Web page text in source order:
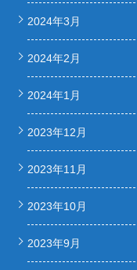
2024年3月
2024年2月
2024年1月
2023年12月
2023年11月
2023年10月
2023年9月